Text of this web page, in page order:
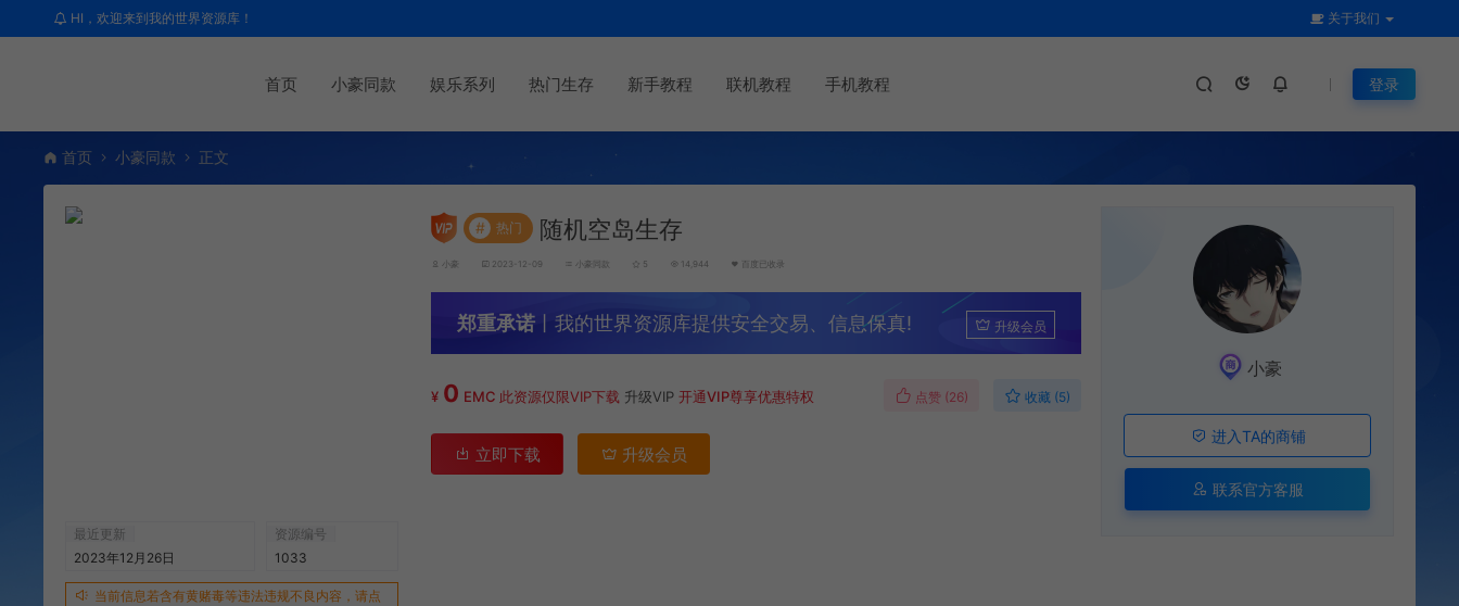
HI，欢迎来到我的世界资源库！ 关于我们
首页 小豪同款 娱乐系列 热门生存 新手教程 联机教程 手机教程 登录
首页 小豪同款 正文
最近更新
2023年12月26日
资源编号
1033
当前信息若含有黄赌毒等违法违规不良内容，请点
# 热门 随机空岛生存
小豪 2023-12-09 小豪同款 5 14,944 百度已收录
郑重承诺 丨我的世界资源库提供安全交易、信息保真! 升级会员
¥ 0 EMC 此资源仅限VIP下载 升级VIP 开通VIP尊享优惠特权 点赞 (26) 收藏 (5)
立即下载 升级会员
小豪
进入TA的商铺
联系官方客服